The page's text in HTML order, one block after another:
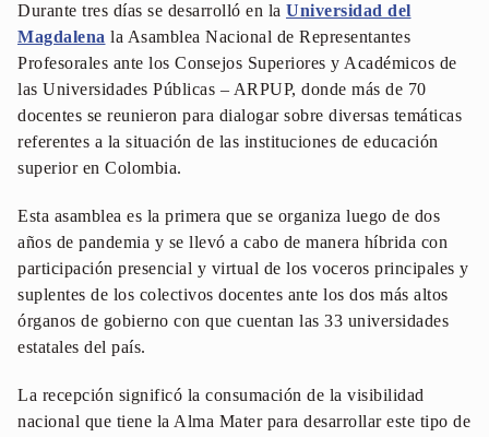
Durante tres días se desarrolló en la Universidad del
Magdalena la Asamblea Nacional de Representantes
Profesorales ante los Consejos Superiores y Académicos de
las Universidades Públicas – ARPUP, donde más de 70
docentes se reunieron para dialogar sobre diversas temáticas
referentes a la situación de las instituciones de educación
superior en Colombia.
Esta asamblea es la primera que se organiza luego de dos
años de pandemia y se llevó a cabo de manera híbrida con
participación presencial y virtual de los voceros principales y
suplentes de los colectivos docentes ante los dos más altos
órganos de gobierno con que cuentan las 33 universidades
estatales del país.
La recepción significó la consumación de la visibilidad
nacional que tiene la Alma Mater para desarrollar este tipo de